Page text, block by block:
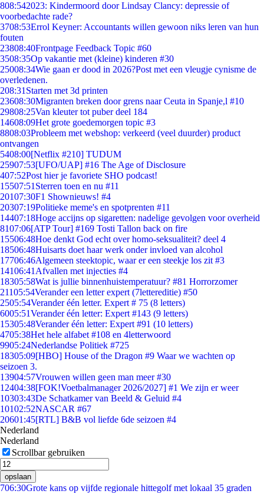
808:542023: Kindermoord door Lindsay Clancy: depressie of
voorbedachte rade?
3708:53Errol Keyner: Accountants willen gewoon niks leren van hun
fouten
23808:40Frontpage Feedback Topic #60
3508:35Op vakantie met (kleine) kinderen #30
25008:34Wie gaan er dood in 2026?Post met een vleugje cynisme de
overledenen.
208:31 Starten met 3d printen
23608:30Migranten breken door grens naar Ceuta in Spanje,l #10
29808:25Van kleuter tot puber deel 184
14608:09Het grote goedemorgen topic #3
8808:03Probleem met webshop: verkeerd (veel duurder) product
ontvangen
5408:00[Netflix #210] TUDUM
25907:53[UFO/UAP] #16 The Age of Disclosure
407:52Post hier je favoriete SHO podcast!
15507:51 Sterren toen en nu #11
20107:30F1 Shownieuws! #4
20307:19Politieke meme's en spotprenten #11
14407:18Hoge accijns op sigaretten: nadelige gevolgen voor overheid
8107:06[ATP Tour] #169 Tosti Tallon back on fire
15506:48Hoe denkt God echt over homo-seksualiteit? deel 4
18506:48Huisarts doet haar werk onder invloed van alcohol
17706:46Algemeen steektopic, waar er een steekje los zit #3
14106:41 Afvallen met injecties #4
18305:58Wat is jullie binnenhuistemperatuur? #81 Horrorzomer
21105:54Verander een letter expert (7lettereditie) #50
2505:54Verander één letter. Expert # 75 (8 letters)
6005:51Verander één letter: Expert #143 (9 letters)
15305:48Verander één letter: Expert #91 (10 letters)
4705:38Het hele alfabet #108 en 4letterwoord
9905:24Nederlandse Politiek #725
18305:09[HBO] House of the Dragon #9 Waar we wachten op
seizoen 3.
13904:57Vrouwen willen geen man meer #30
12404:38[FOK!Voetbalmanager 2026/2027] #1 We zijn er weer
10303:43De Schatkamer van Beeld & Geluid #4
10102:52NASCAR #67
20601:45[RTL] B&B vol liefde 6de seizoen #4
Nederland
Nederland
Scrollbar gebruiken
opslaan
706:30Grote kans op vijfde regionale hittegolf met lokaal 35 graden